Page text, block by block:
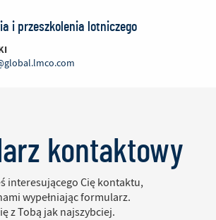
i przeszkolenia lotniczego
kontaktowy
interesującego Cię kontaktu,
wypełniając formularz.
z Tobą jak najszybciej.